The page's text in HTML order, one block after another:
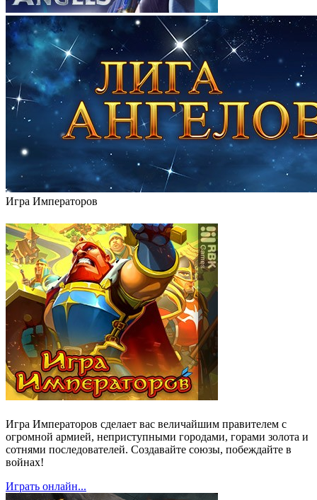
Игра Императоров
Игра Императоров сделает вас величайшим правителем с
огромной армией, неприступными городами, горами золота и
сотнями последователей. Создавайте союзы, побеждайте в
войнах!
Играть онлайн...